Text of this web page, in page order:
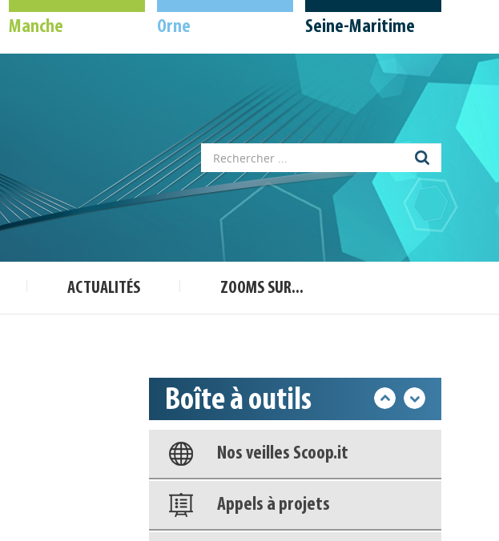
Manche Orne Seine-Maritime
ACTUALITÉS ZOOMS SUR...
Boîte à outils
Appels à projets
Déposer une actu !
Nos veilles Scoop.it